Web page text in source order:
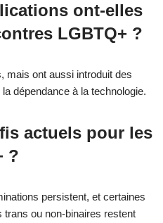
ont-elles
LGBTQ+ ?
mais ont aussi introduit des
dépendance à la technologie.
actuels pour les
?
persistent, et certaines
ou non-binaires restent